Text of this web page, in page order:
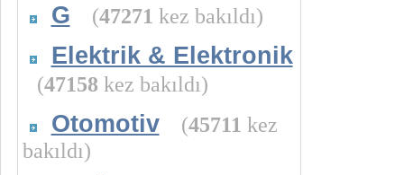
G (47271 kez bakıldı)
Elektrik & Elektronik
(47158 kez bakıldı)
Otomotiv (45711 kez
bakıldı)